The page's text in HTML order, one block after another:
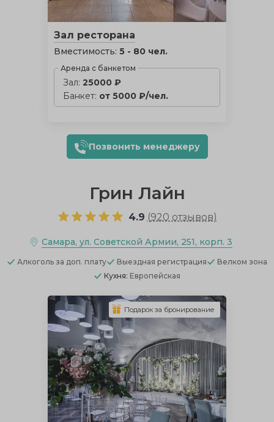
Зал ресторана
Вместимость: 5 - 80 чел.
Аренда с банкетом
Зал: 25000 ₽
Банкет: от 5000 ₽/чел.
Позвонить менеджеру
Грин Лайн
4.9 (920 отзывов)
Самара, ул. Советской Армии, 251, корп. 3
Алкоголь за доп. плату Выездная регистрация
Велком зона
Кухня: Европейская
Подарок за бронирование